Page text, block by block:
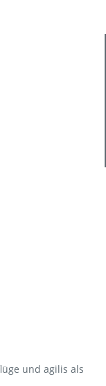
und agilis als